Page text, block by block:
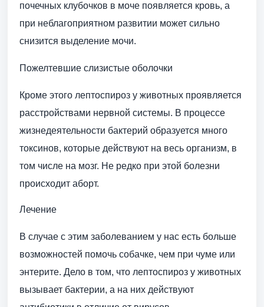
почечных клубочков в моче появляется кровь, а
при неблагоприятном развитии может сильно
снизится выделение мочи.
Пожелтевшие слизистые оболочки
Кроме этого лептоспироз у животных проявляется
расстройствами нервной системы. В процессе
жизнедеятельности бактерий образуется много
токсинов, которые действуют на весь организм, в
том числе на мозг. Не редко при этой болезни
происходит аборт.
Лечение
В случае с этим заболеванием у нас есть больше
возможностей помочь собачке, чем при чуме или
энтерите. Дело в том, что лептоспироз у животных
вызывает бактерии, а на них действуют